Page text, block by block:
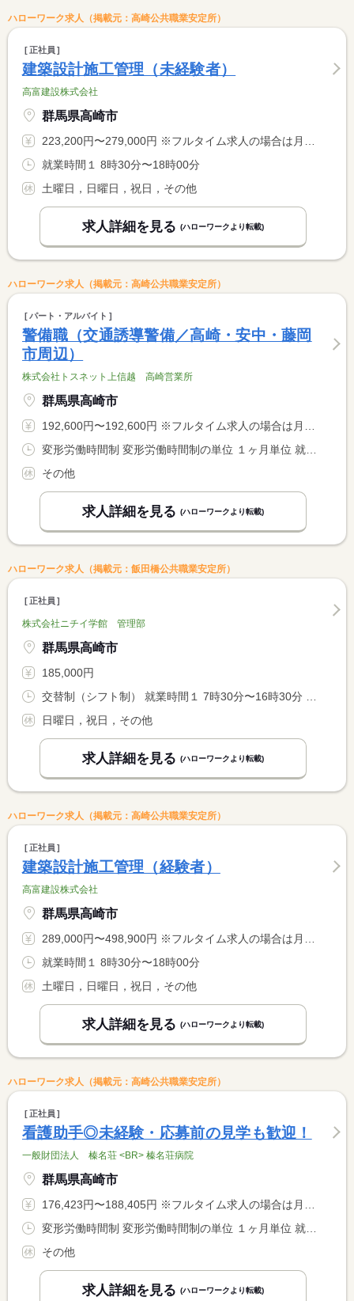
ハローワーク求人（掲載元：高崎公共職業安定所）
正社員
建築設計施工管理（未経験者）
高富建設株式会社
群馬県高崎市
223,200円〜279,000円 ※フルタイム求人の場合は月額（換算額）、パート求人の場合は時間額を表示しています。
就業時間１ 8時30分〜18時00分
土曜日，日曜日，祝日，その他
求人詳細を見る (ハローワークより転載)
ハローワーク求人（掲載元：高崎公共職業安定所）
パート・アルバイト
警備職（交通誘導警備／高崎・安中・藤岡
市周辺）
株式会社トスネット上信越 高崎営業所
群馬県高崎市
192,600円〜192,600円 ※フルタイム求人の場合は月額（換算額）、パート求人の場合は時間額を表示しています。
その他
求人詳細を見る (ハローワークより転載)
ハローワーク求人（掲載元：飯田橋公共職業安定所）
正社員
株式会社ニチイ学館 管理部
群馬県高崎市
185,000円
日曜日，祝日，その他
求人詳細を見る (ハローワークより転載)
ハローワーク求人（掲載元：高崎公共職業安定所）
正社員
建築設計施工管理（経験者）
高富建設株式会社
群馬県高崎市
289,000円〜498,900円 ※フルタイム求人の場合は月額（換算額）、パート求人の場合は時間額を表示しています。
就業時間１ 8時30分〜18時00分
土曜日，日曜日，祝日，その他
求人詳細を見る (ハローワークより転載)
ハローワーク求人（掲載元：高崎公共職業安定所）
正社員
看護助手◎未経験・応募前の見学も歓迎！
一般財団法人 榛名荘 <BR> 榛名荘病院
群馬県高崎市
176,423円〜188,405円 ※フルタイム求人の場合は月額（換算額）、パート求人の場合は時間額を表示しています。
その他
求人詳細を見る (ハローワークより転載)